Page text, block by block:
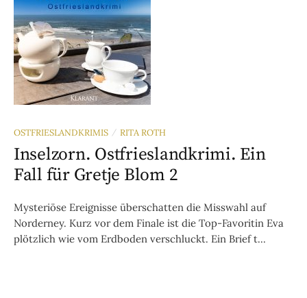
OSTFRIESLANDKRIMIS / RITA ROTH
Inselzorn. Ostfrieslandkrimi. Ein
Fall für Gretje Blom 2
Mysteriöse Ereignisse überschatten die Misswahl auf
Norderney. Kurz vor dem Finale ist die Top-Favoritin Eva
plötzlich wie vom Erdboden verschluckt. Ein Brief t...